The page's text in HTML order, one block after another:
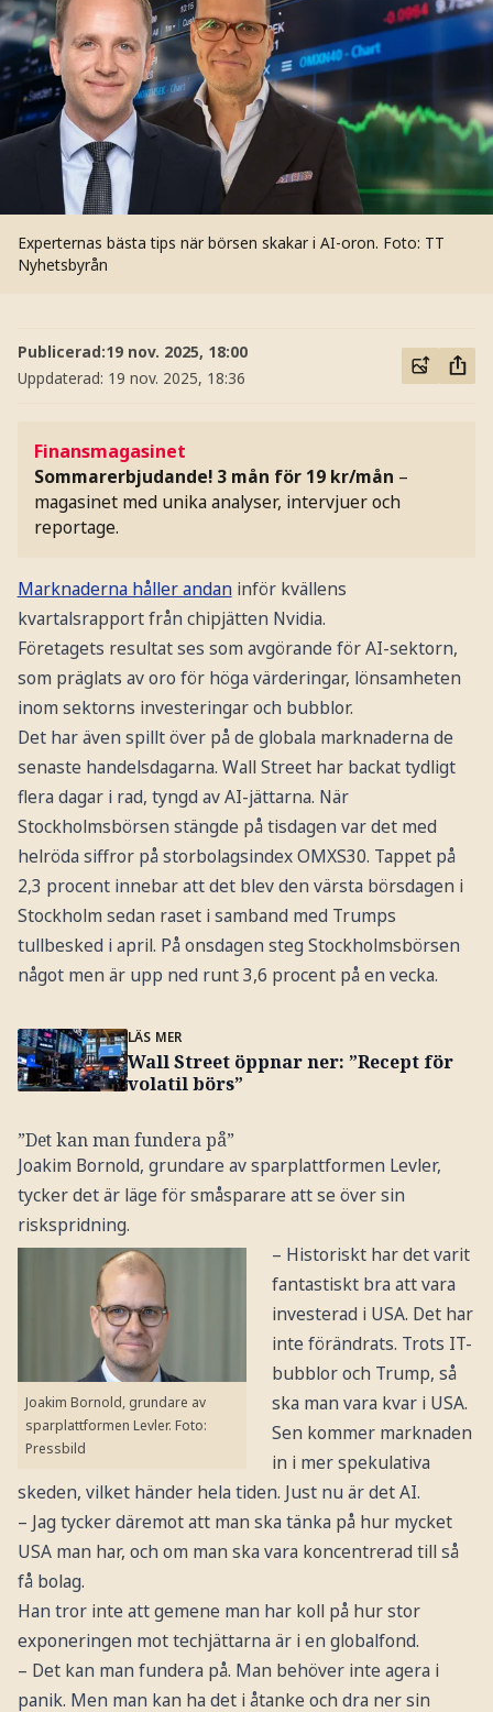
Experternas bästa tips när börsen skakar i AI-oron. Foto: TT
Nyhetsbyrån
Publicerad:19 nov. 2025, 18:00
Uppdaterad: 19 nov. 2025, 18:36
Finansmagasinet
Sommarerbjudande! 3 mån för 19 kr/mån –
magasinet med unika analyser, intervjuer och
reportage.
Marknaderna håller andaninför kvällens
kvartalsrapport från chipjätten Nvidia.
Företagets resultat ses som avgörande för AI-sektorn,
som präglats av oro för höga värderingar, lönsamheten
inom sektorns investeringar och bubblor.
Det har även spillt över på de globala marknaderna de
senaste handelsdagarna. Wall Street har backat tydligt
flera dagar i rad, tyngd av AI-jättarna. När
Stockholmsbörsen stängde på tisdagen var det med
helröda siffror på storbolagsindex OMXS30. Tappet på
2,3 procent innebar att det blev den värsta börsdagen i
Stockholm sedan raset i samband med Trumps
tullbesked i april. På onsdagen steg Stockholmsbörsen
något men är upp ned runt 3,6 procent på en vecka.
LÄS MER
Wall Street öppnar ner: ”Recept för
volatil börs”
”Det kan man fundera på”
Joakim Bornold, grundare av sparplattformen Levler,
tycker det är läge för småsparare att se över sin
riskspridning.
Joakim Bornold, grundare av
sparplattformen Levler. Foto:
Pressbild
– Historiskt har det varit
fantastiskt bra att vara
investerad i USA. Det har
inte förändrats. Trots IT-
bubblor och Trump, så
ska man vara kvar i USA.
Sen kommer marknaden
in i mer spekulativa
skeden, vilket händer hela tiden. Just nu är det AI.
– Jag tycker däremot att man ska tänka på hur mycket
USA man har, och om man ska vara koncentrerad till så
få bolag.
Han tror inte att gemene man har koll på hur stor
exponeringen mot techjättarna är i en globalfond.
– Det kan man fundera på. Man behöver inte agera i
panik. Men man kan ha det i åtanke och dra ner sin